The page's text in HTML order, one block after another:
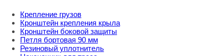
Крепление грузов
Кронштейн крепления крыла
Кронштейн боковой защиты
Петля бортовая 90 мм
Резиновый уплотнитель